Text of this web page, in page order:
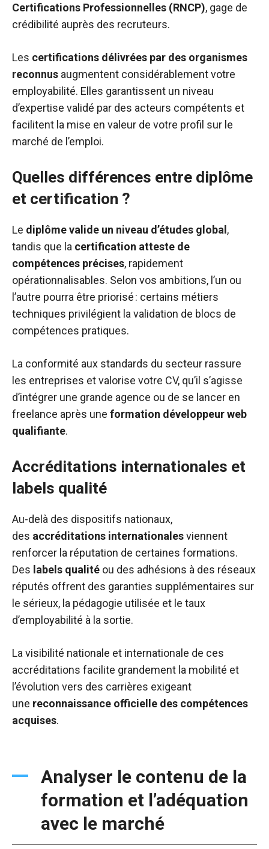
Certifications Professionnelles (RNCP), gage de
crédibilité auprès des recruteurs.
Les certifications délivrées par des organismes
reconnus augmentent considérablement votre
employabilité. Elles garantissent un niveau
d’expertise validé par des acteurs compétents et
facilitent la mise en valeur de votre profil sur le
marché de l’emploi.
Quelles différences entre diplôme
et certification ?
Le diplôme valide un niveau d’études global ,
tandis que la certification atteste de
compétences précises, rapidement
opérationnalisables. Selon vos ambitions, l’un ou
l’autre pourra être priorisé : certains métiers
techniques privilégient la validation de blocs de
compétences pratiques.
La conformité aux standards du secteur rassure
les entreprises et valorise votre CV, qu’il s’agisse
d’intégrer une grande agence ou de se lancer en
freelance après une formation développeur web
qualifiante.
Accréditations internationales et
labels qualité
Au-delà des dispositifs nationaux,
des accréditations internationalesviennent
renforcer la réputation de certaines formations.
Des labels qualité ou des adhésions à des réseaux
réputés offrent des garanties supplémentaires sur
le sérieux, la pédagogie utilisée et le taux
d’employabilité à la sortie.
La visibilité nationale et internationale de ces
accréditations facilite grandement la mobilité et
l’évolution vers des carrières exigeant
une reconnaissance officielle des compétences
acquises.
Analyser le contenu de la
formation et l’adéquation
avec le marché